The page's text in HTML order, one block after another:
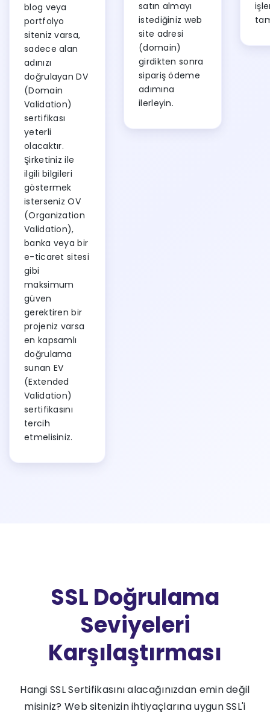
blog veya
portfolyo
siteniz varsa,
sadece alan
adınızı
doğrulayan DV
(Domain
Validation)
sertifikası
yeterli
olacaktır.
Şirketiniz ile
ilgili bilgileri
göstermek
isterseniz OV
(Organization
Validation),
banka veya bir
e-ticaret sitesi
gibi
maksimum
güven
gerektiren bir
projeniz varsa
en kapsamlı
doğrulama
sunan EV
(Extended
Validation)
sertifikasını
tercih
etmelisiniz.
satın almayı
istediğiniz web
site adresi
(domain)
girdikten sonra
sipariş ödeme
adımına
ilerleyin.
SSL Doğrulama
Seviyeleri
Karşılaştırması
Hangi SSL Sertifikasını alacağınızdan emin değil
misiniz? Web sitenizin ihtiyaçlarına uygun SSL'i